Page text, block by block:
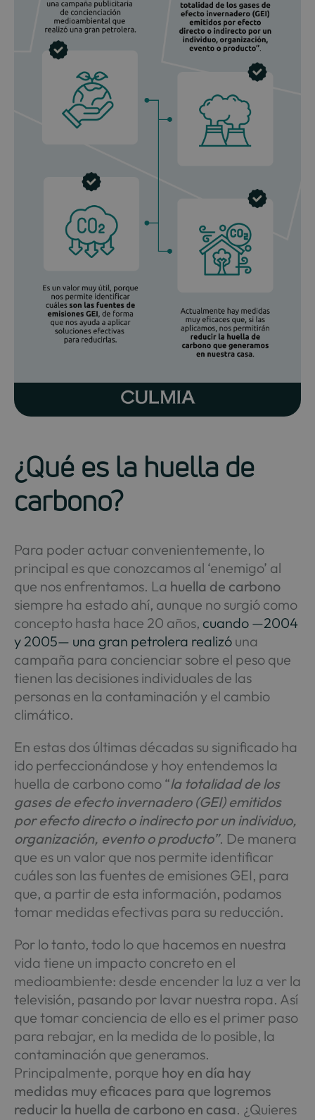
¿Qué es la huella de
carbono?
Para poder actuar convenientemente, lo
principal es que conozcamos al ‘enemigo’ al
que nos enfrentamos. La huella de carbono
siempre ha estado ahí, aunque no surgió como
concepto hasta hace 20 años, cuando —2004
y 2005— una gran petrolera realizóuna
campaña para concienciar sobre el peso que
tienen las decisiones individuales de las
personas en la contaminación y el cambio
climático.
En estas dos últimas décadas su significado ha
ido perfeccionándose y hoy entendemos la
huella de carbono como “la totalidad de los
gases de efecto invernadero (GEI) emitidos
por efecto directo o indirecto por un individuo,
organización, evento o producto”. De manera
que es un valor que nos permite identificar
cuáles son las fuentes de emisiones GEI, para
que, a partir de esta información, podamos
tomar medidas efectivas para su reducción.
Por lo tanto, todo lo que hacemos en nuestra
vida tiene un impacto concreto en el
medioambiente: desde encender la luz a ver la
televisión, pasando por lavar nuestra ropa. Así
que tomar conciencia de ello es el primer paso
para rebajar, en la medida de lo posible, la
contaminación que generamos.
Principalmente, porque hoy en día hay
medidas muy eficaces para que logremos
reducir la huella de carbono en casa. ¿Quieres